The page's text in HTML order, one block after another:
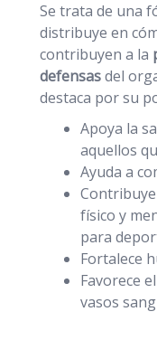
Se trata de una
distribuye en
contribuyen a la
defensasdel
destaca por su
Apoya la
aquellos
Ayuda a
físico y
para
Fortalece
Favorece
vasos